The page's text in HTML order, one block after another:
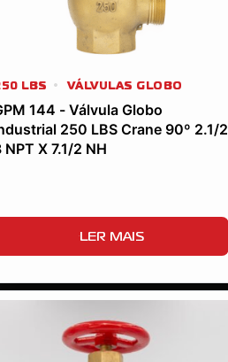
LBS VÁLVULAS GLOBO
144 - Válvula Globo
250 LBS Crane 90º 2.1/2
NPT X 7.1/2 NH
LER MAIS